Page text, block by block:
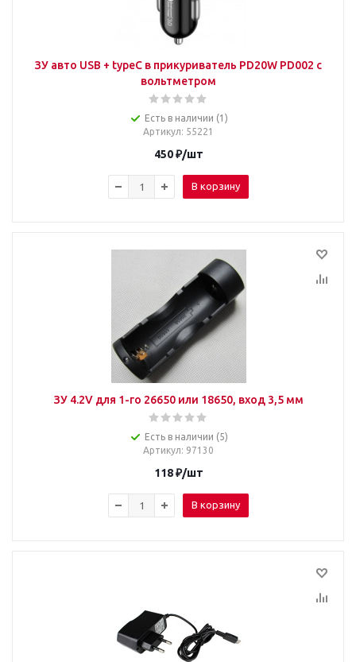
ЗУ авто USB + typeC в прикуриватель PD20W PD002 с
вольтметром
Есть в наличии (1)
Артикул: 55221
450₽/шт
В корзину
ЗУ 4.2V для 1-го 26650 или 18650, вход 3,5 мм
Есть в наличии (5)
Артикул: 97130
118₽/шт
В корзину